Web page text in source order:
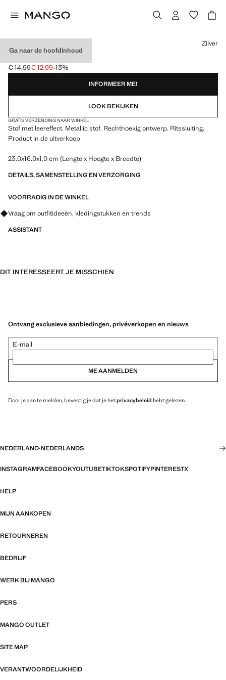
Ga naar de hoofdinhoud
Oorspronkelijke prijs doorgehaald [€ 14,99 ]
€ 14,99
Huidige prijs [€ 12,99 ]
€ 12,99-13%
Kies een kleur
Zilver
INFORMEER ME!
LOOK BEKIJKEN
GRATIS VERZENDING NAAR WINKEL
Stof met leereffect. Metallic stof. Rechthoekig ontwerp. Ritssluiting.
Product in de uitverkoop
23.0x16.0x1.0 cm (Lengte x Hoogte x Breedte)
DETAILS, SAMENSTELLING EN VERZORGING
VOORRADIG IN DE WINKEL
Vraag om outfitideeën, kledingstukken en trends
ASSISTANT
DIT INTERESSEERT JE MISSCHIEN
Ontvang exclusieve aanbiedingen, privéverkopen en nieuws
E-mail
ME AANMELDEN
Door je aan te melden, bevestig je dat je hetprivacybeleid hebt gelezen.
NEDERLAND·NEDERLANDS
INSTAGRAMFACEBOOKYOUTUBETIKTOKSPOTIFYPINTERESTX
HELP
MIJN AANKOPEN
RETOURNEREN
BEDRIJF
WERK BIJ MANGO
PERS
MANGO OUTLET
SITE MAP
VERANTWOORDELIJKHEID